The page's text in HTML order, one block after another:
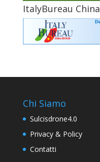
ItalyBureau China
Chi Siamo
Sulcisdrone4.0
Privacy & Policy
Contatti